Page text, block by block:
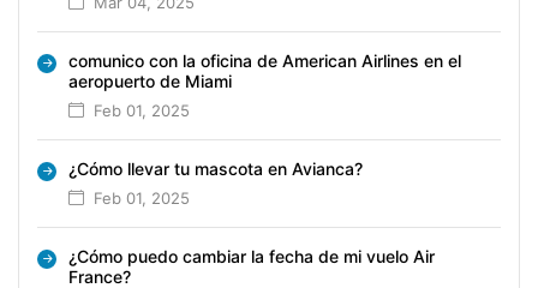
comunico con la oficina de American Airlines en el
aeropuerto de Miami
Feb 01, 2025
¿Cómo llevar tu mascota en Avianca?
Feb 01, 2025
¿Cómo puedo cambiar la fecha de mi vuelo Air
France?